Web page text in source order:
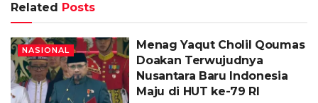
Related Posts
NASIONAL
Menag Yaqut Cholil Qoumas
Doakan Terwujudnya
Nusantara Baru Indonesia
Maju di HUT ke-79 RI